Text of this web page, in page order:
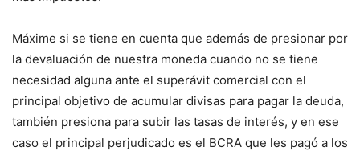
Máxime si se tiene en cuenta que además de presionar por
la devaluación de nuestra moneda cuando no se tiene
necesidad alguna ante el superávit comercial con el
principal objetivo de acumular divisas para pagar la deuda,
también presiona para subir las tasas de interés, y en ese
caso el principal perjudicado es el BCRA que les pagó a los